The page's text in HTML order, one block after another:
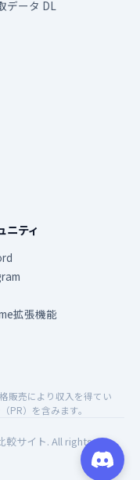
データ DL
ニティ
拡張機能
販売により収入を得てい
PR）を含みます。
較サイト. All rights